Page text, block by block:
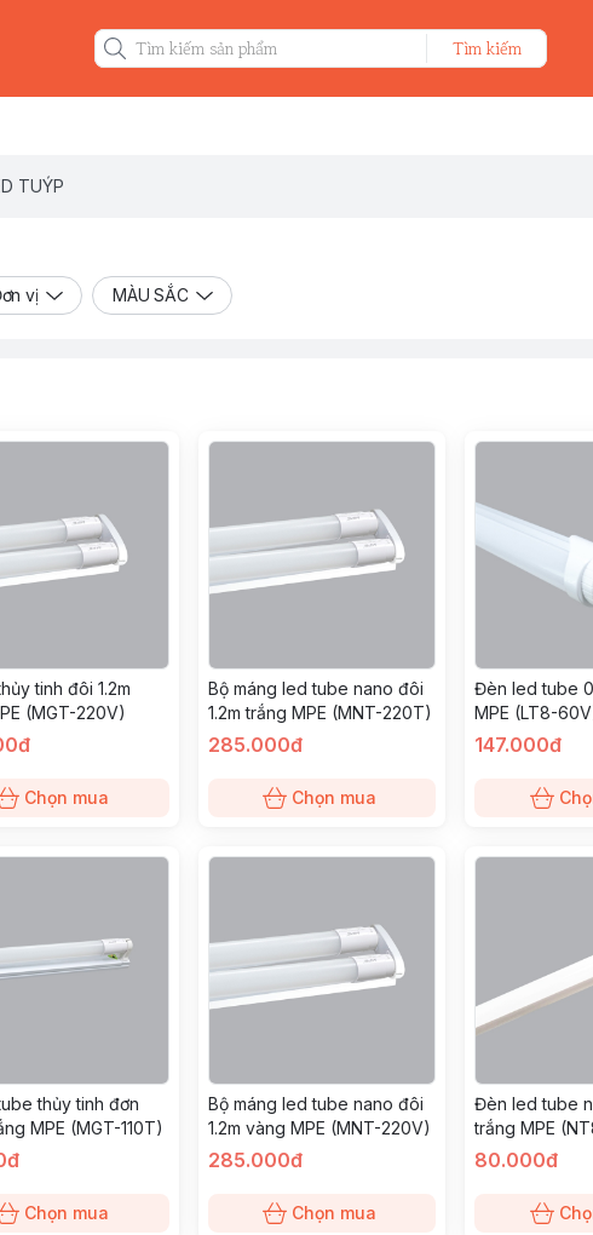
Tìm kiếm
TUÝP
vị MÀU SẮC
tinh đôi 1.2m
(MGT-220V)
Chọn mua
Bộ máng led tube nano đôi
1.2m trắng MPE (MNT-220T)
285.000đ
Chọn mua
Đèn led tube
MPE (LT8-
147.000đ
thủy tinh đơn
MPE (MGT-110T)
Chọn mua
Bộ máng led tube nano đôi
1.2m vàng MPE (MNT-220V)
285.000đ
Chọn mua
Đèn led tube
trắng MPE
80.000đ